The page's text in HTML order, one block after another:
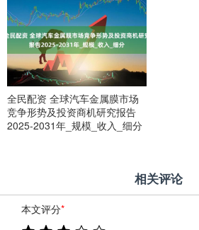
全民配资 全球汽车金属膜市场
竞争形势及投资商机研究报告
2025-2031年_规模_收入_细分
相关评论
本文评分*